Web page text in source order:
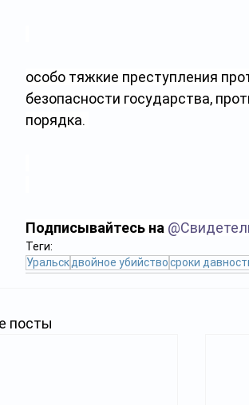
особо тяжкие преступления
безопасности государства,
порядка.
Подписывайтесь на @
Теги:
Уральскдвойное убийствосроки
посты